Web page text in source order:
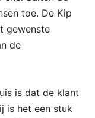
toe. De Kip
gewenste
de
is dat de klant
is het een stuk